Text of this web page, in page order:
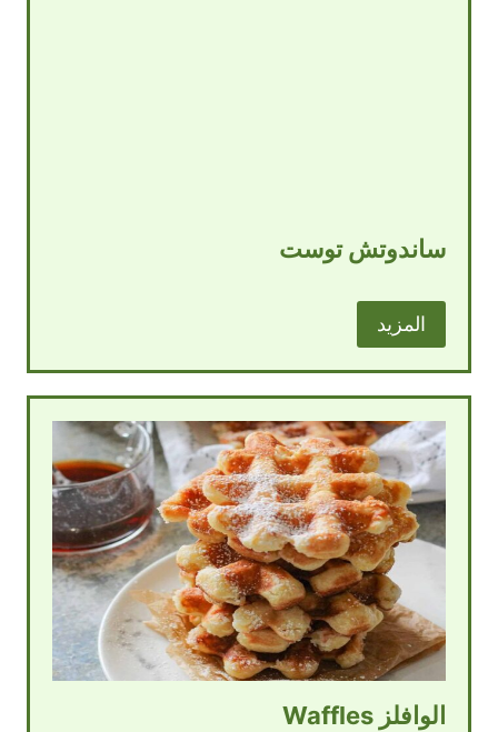
ساندوتش توست
المزيد
الوافلز Waffles